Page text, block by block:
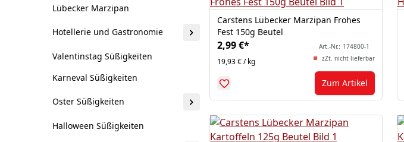
Lübecker Marzipan
Hotellerie und Gastronomie
Valentinstag Süßigkeiten
Karneval Süßigkeiten
Oster Süßigkeiten
Halloween Süßigkeiten
Carstens Lübecker Marzipan Frohes
Fest 150g Beutel
2,99 €*
19,93 € / kg
Art.-Nr.: 174800-1
zZt. nicht lieferbar
Zum Artikel